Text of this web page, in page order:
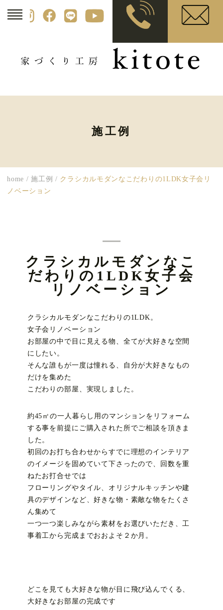
施工例
home /施工例 / クラシカルモダンなこだわりの1LDK女子会リ
ノベーション
クラシカルモダンなこ
だわりの1LDK女子会
リノベーション
クラシカルモダンなこだわりの1LDK。
女子会リノベーション
お部屋の中で目に見える物、全てが大好きな空間
にしたい。
そんな誰もが一度は憧れる、自分が大好きなもの
だけを集めた
こだわりの部屋、実現しました。
約45㎡の一人暮らし用のマンションをリフォーム
する事を前提にご購入された所でご相談を頂きま
した。
初回のお打ち合わせからすでに理想のインテリア
のイメージを固めていて下さったので、回数を重
ねたお打合せでは
フローリングやタイル、オリジナルキッチンや建
具のデザインなど、好きな物・素敵な物をたくさ
ん集めて
一つ一つ楽しみながら素材をお選びいただき、工
事着工から完成までおおよそ２か月。
どこを見ても大好きな物が目に飛び込んでくる、
大好きなお部屋の完成です